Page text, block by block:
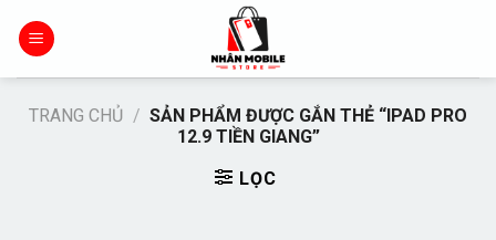
đến
TRANG CHỦ / SẢN PHẨM ĐƯỢC GẮN THẺ “IPAD PRO
12.9 TIỀN GIANG”
LỌC